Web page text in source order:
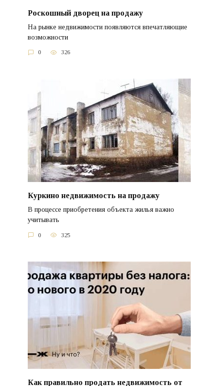
Роскошный дворец на продажу
На рынке недвижимости появляются впечатляющие
возможности
0 326
Куркино недвижимость на продажу
В процессе приобретения объекта жилья важно
учитывать
0 325
Как правильно продать недвижимость от